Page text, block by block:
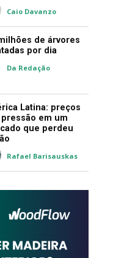
Caio Davanzo
de árvores
por dia
Da Redação
Latina: preços
em um
que perdeu
Rafael Barisauskas